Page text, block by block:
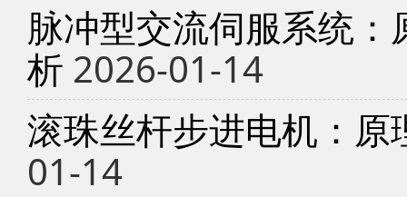
脉冲型交流伺服系统
析 2026-01-14
滚珠丝杆步进电机：
01-14